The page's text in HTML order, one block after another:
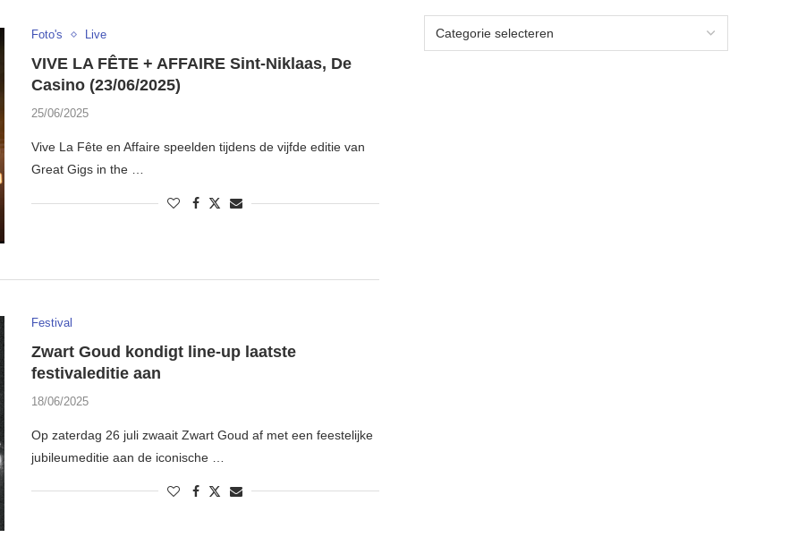
Foto's Live
VIVE LA FÊTE + AFFAIRE Sint-Niklaas, De
Casino (23/06/2025)
25/06/2025
Vive La Fête en Affaire speelden tijdens de vijfde editie van
Great Gigs in the …
Festival
Zwart Goud kondigt line-up laatste
festivaleditie aan
18/06/2025
Op zaterdag 26 juli zwaait Zwart Goud af met een feestelijke
jubileumeditie aan de iconische …